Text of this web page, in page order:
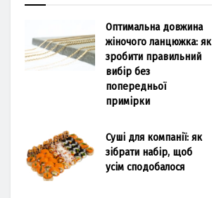
Оптимальна довжина
жіночого ланцюжка: як
зробити правильний
вибір без
попередньої
примірки
Суші для компанії: як
зібрати набір, щоб
усім сподобалося